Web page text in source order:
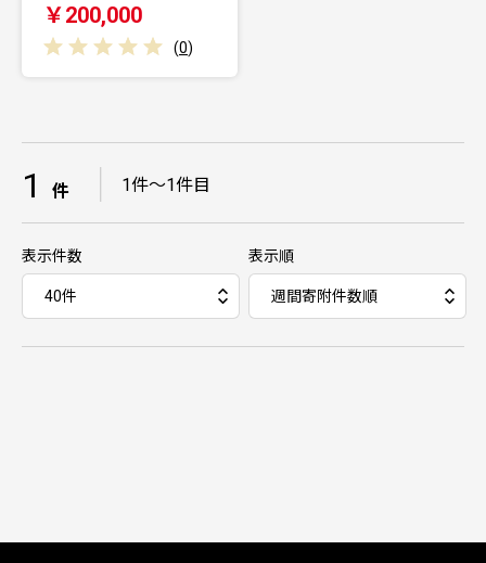
￥200,000
(0)
1 件 1件～1件目
表示件数 表示順